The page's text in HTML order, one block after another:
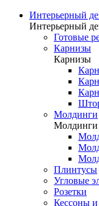
Интерьерный
Интерьерный
Готовые
Карнизы
Карнизы
Молдинги
Молдинги
Плинтусы
Угловые
Розетки
Кессоны